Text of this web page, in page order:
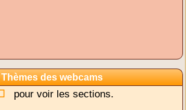
Thèmes des webcams
pour voir les sections.